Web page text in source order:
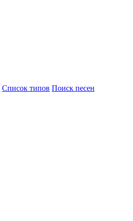
Cписок типов Поиск песен